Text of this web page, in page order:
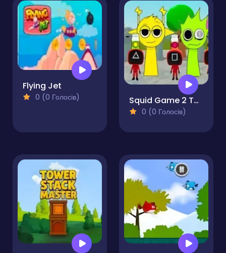
Flying Jet
0 (0 Голосів) Squid Game 2 Tap Sprunki
0 (0 Голосів)